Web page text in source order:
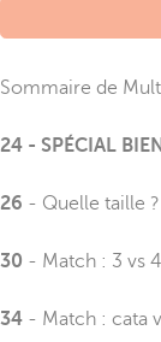
Sommaire de
24 - SPÉCIAL
26 - Quelle taille ?
30 - Match : 3 vs
34 - Match : cata